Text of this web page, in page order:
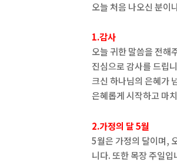
오늘 처음 나오신 분이
1.감사
오늘 귀한 말씀을 전해
진심으로 감사를 드립
크신 하나님의 은혜가
은혜롭게 시작하고 마
2.가정의 달 5월
5월은 가정의 달이며,
니다. 또한 목장 주일